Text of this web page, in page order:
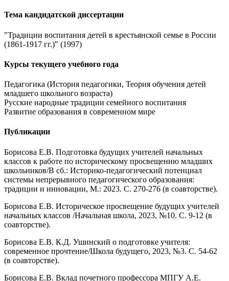
Тема кандидатской диссертации
"Традиции воспитания детей в крестьянской семье в России
(1861-1917 гг.)" (1997)
Курсы текущего учебного года
Педагогика (История педагогики, Теория обучения детей
младшего школьного возраста)
Русские народные традиции семейного воспитания
Развитие образования в современном мире
Публикации
Борисова Е.В. Подготовка будущих учителей начальных
классов к работе по историческому просвещению младших
школьников/В сб.: Историко-педагогический потенциал
системы непрерывного педагогического образования:
традиции и инновации, М.: 2023. С. 270-276 (в соавторстве).
Борисова Е.В. Историческое просвещение будущих учителей
начальных классов /Начальная школа, 2023, №10. С. 9-12 (в
соавторстве).
Борисова Е.В. К.Д. Ушинский о подготовке учителя:
современное прочтение/Школа будущего, 2023, №3. С. 54-62
(в соавторстве).
Борисова Е.В. Вклад почетного профессора МПГУ А.Е.